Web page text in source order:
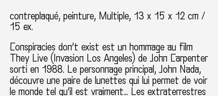
contreplaqué, peinture Multiple, 13 x 15 x 12 cm /
15 ex.
Conspiracies don’t exist est un hommage au film
They Live (Invasion Los Angeles) de John Carpenter
sorti en 1988. Le personnage principal, John Nada,
découvre une paire de lunettes qui lui permet de voir
le monde tel qu’il est vraiment… Les extraterrestres